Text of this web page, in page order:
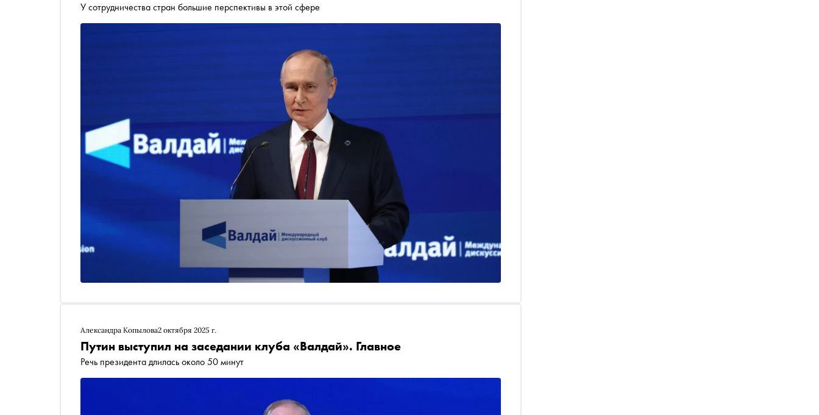
У сотрудничества стран большие перспективы в этой сфере
Александра Копылова2 октября 2025 г.
Путин выступил на заседании клуба «Валдай». Главное
Речь президента длилась около 50 минут